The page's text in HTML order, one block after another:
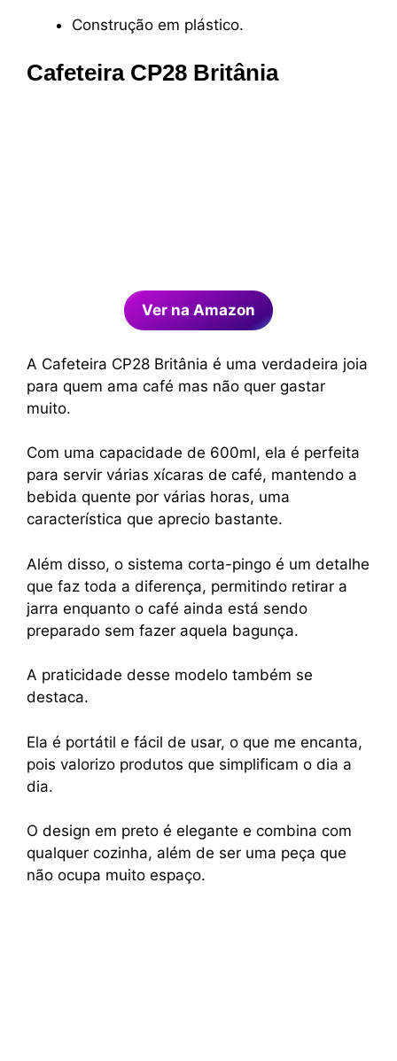
Construção em plástico.
Cafeteira CP28 Britânia
Ver na Amazon
A Cafeteira CP28 Britânia é uma verdadeira joia
para quem ama café mas não quer gastar
muito.
Com uma capacidade de 600ml, ela é perfeita
para servir várias xícaras de café, mantendo a
bebida quente por várias horas, uma
característica que aprecio bastante.
Além disso, o sistema corta-pingo é um detalhe
que faz toda a diferença, permitindo retirar a
jarra enquanto o café ainda está sendo
preparado sem fazer aquela bagunça.
A praticidade desse modelo também se
destaca.
Ela é portátil e fácil de usar, o que me encanta,
pois valorizo produtos que simplificam o dia a
dia.
O design em preto é elegante e combina com
qualquer cozinha, além de ser uma peça que
não ocupa muito espaço.